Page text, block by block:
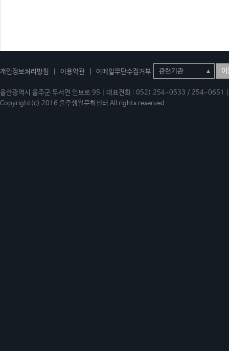
개인정보처리방침 이용약관 이메일무단수집거부 이
울산광역시 울주군 두서면 인보로 95 | 대표전화 : 052) 254-0533 / 254-
Copyright(c) 2016 울주생활문화센터 All rights reserved.